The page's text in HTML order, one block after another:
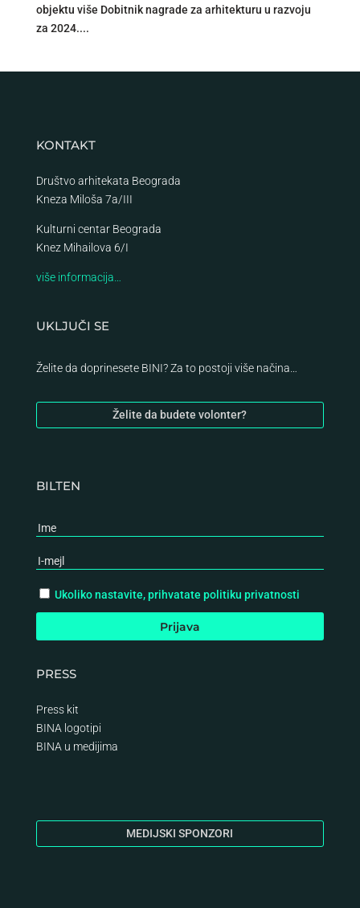
objektu više Dobitnik nagrade za arhitekturu u razvoju
za 2024....
KONTAKT
Društvo arhitekata Beograda
Kneza Miloša 7a/III
Kulturni centar Beograda
Knez Mihailova 6/I
više informacija…
UKLJUČI SE
Želite da doprinesete BINI? Za to postoji više načina…
Želite da budete volonter?
BILTEN
Ukoliko nastavite, prihvatate politiku privatnosti
PRESS
Press kit
BINA logotipi
BINA u medijima
MEDIJSKI SPONZORI